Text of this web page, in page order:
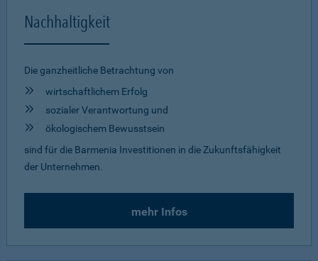
Nachhaltigkeit
Die ganzheitliche Betrachtung von
wirtschaftlichem Erfolg
sozialer Verantwortung und
ökologischem Bewusstsein
sind für die Barmenia Investitionen in die Zukunftsfähigkeit
der Unternehmen.
mehr Infos